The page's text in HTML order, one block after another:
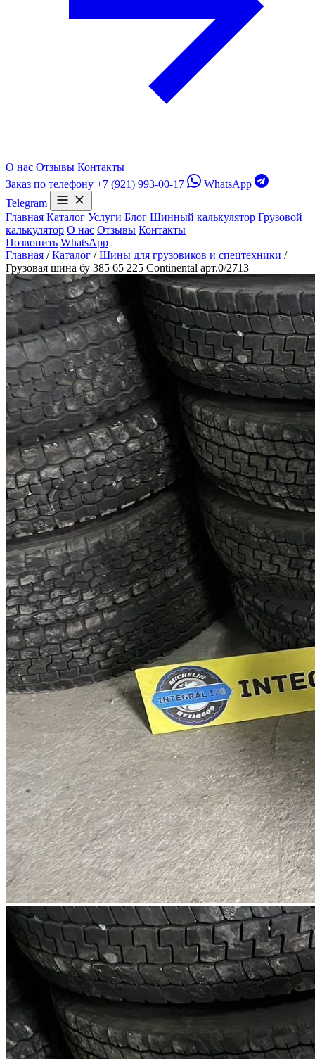
О нас Отзывы Контакты
Заказ по телефону +7 (921) 993-00-17
WhatsApp
Telegram
Главная Каталог Услуги Блог Шинный калькулятор Грузовой
калькулятор О нас Отзывы Контакты
Позвонить WhatsApp
Главная / Каталог / Шины для грузовиков и спецтехники /
Грузовая шина бу 385 65 225 Continental арт.0/2713